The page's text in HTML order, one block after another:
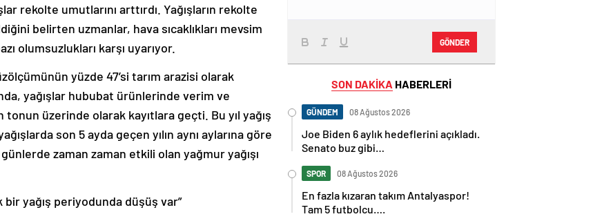
rekolte umutlarını arttırdı. Yağışların rekolte
belirten uzmanlar, hava sıcaklıkları mevsim
olumsuzlukları karşı uyarıyor.
yüzde 47’si tarım arazisi olarak
yağışlar hububat ürünlerinde verim ve
üzerinde olarak kayıtlara geçti. Bu yıl yağış
son 5 ayda geçen yılın aynı aylarına göre
zaman zaman etkili olan yağmur yağışı
bir yağış periyodunda düşüş var”
GÖNDER
SON DAKİKA HABERLERİ
GÜNDEM 08 Ağustos 2026
Joe Biden 6 aylık hedeflerini açıkladı.
Senato buz gibi…
SPOR 08 Ağustos 2026
En fazla kızaran takım Antalyaspor!
Tam 5 futbolcu….